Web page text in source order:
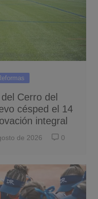
Cerro del
césped el 14
integral
de 2026 0